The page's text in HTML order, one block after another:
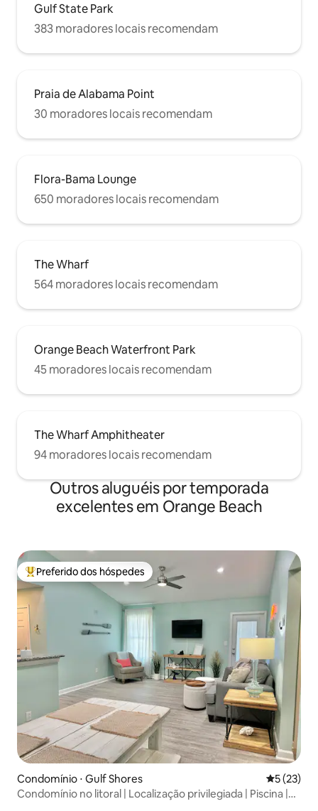
Gulf State Park
383 moradores locais recomendam
Praia de Alabama Point
30 moradores locais recomendam
Flora-Bama Lounge
650 moradores locais recomendam
The Wharf
564 moradores locais recomendam
Orange Beach Waterfront Park
45 moradores locais recomendam
The Wharf Amphitheater
94 moradores locais recomendam
Outros aluguéis por temporada
excelentes em Orange Beach
Entre os melhores preferidos dos hóspedes
Preferido dos hóspedes
Condomínio ⋅ Gulf Shores 5 de uma
5 (23)
Condomínio no litoral | Localização privilegiada | Piscina |